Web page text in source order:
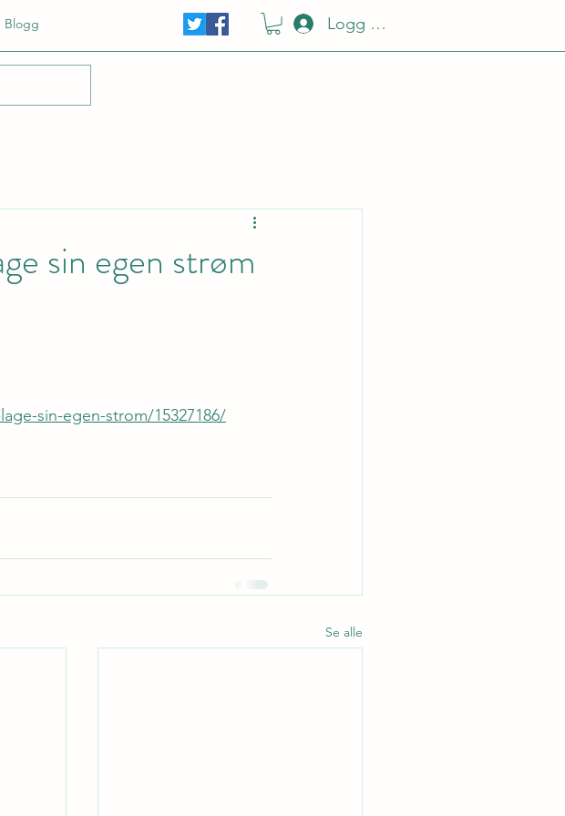
Blogg Logg Inn
sin egen strøm
sin-egen-strom/15327186/
Se alle